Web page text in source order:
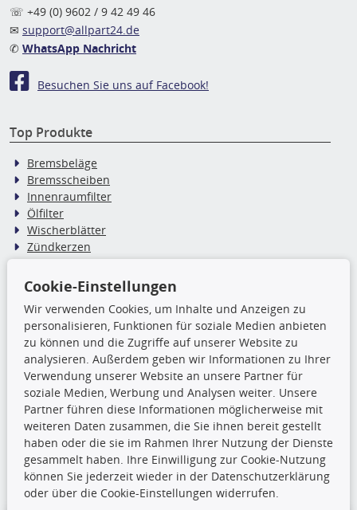
☏ +49 (0) 9602 / 9 42 49 46
✉ support@allpart24.de
✆ WhatsApp Nachricht
Besuchen Sie uns auf Facebook!
Top Produkte
Bremsbeläge
Bremsscheiben
Innenraumfilter
Ölfilter
Wischerblätter
Zündkerzen
TecDoc Inside
Die hier angezeigten Daten,
insbesondere die gesamte Datenbank,
dürfen nicht kopiert werden. Es ist zu
unterlassen, die Daten oder die gesamte Datenbank ohne
vorherige Zustimmung TecDocs zu vervielfältigen, zu
verbreiten und/oder diese Handlungen durch Dritte ausführen
zu lassen. Ein Zuwiderhandeln stellt eine
Urheberrechtsverletzung dar und wird verfolgt.
Ronny’s Newsletter
Cookie-Einstellungen
Wir verwenden Cookies, um Inhalte und Anzeigen zu
personalisieren, Funktionen für soziale Medien anbieten
zu können und die Zugriffe auf unserer Website zu
analysieren. Außerdem geben wir Informationen zu Ihrer
Verwendung unserer Website an unsere Partner für
soziale Medien, Werbung und Analysen weiter. Unsere
Partner führen diese Informationen möglicherweise mit
weiteren Daten zusammen, die Sie ihnen bereit gestellt
haben oder die sie im Rahmen Ihrer Nutzung der Dienste
gesammelt haben. Ihre Einwilligung zur Cookie-Nutzung
können Sie jederzeit wieder in der Datenschutzerklärung
oder über die Cookie-Einstellungen widerrufen.